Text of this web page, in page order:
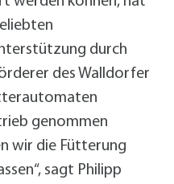
durch
des Walldorfer
genommen
wir die Fütterung
sagt Philipp